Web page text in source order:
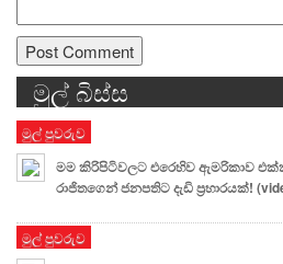
Alternative:
මුල් බිස්ස
මුල් පුවරුව
මම කිරිපිටිවලට එරෙහිව ඇමරිකාව
රාජිතගෙන් ජනපතිට දැඩි ප්‍රහාරයක්!
මුල් පුවරුව